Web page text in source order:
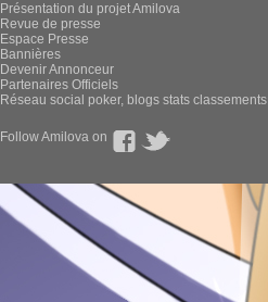
Présentation du projet Amilova
Revue de presse
Espace Presse
Bannières
Devenir Annonceur
Partenaires Officiels
Réseau social poker, blogs stats classements
Follow Amilova on